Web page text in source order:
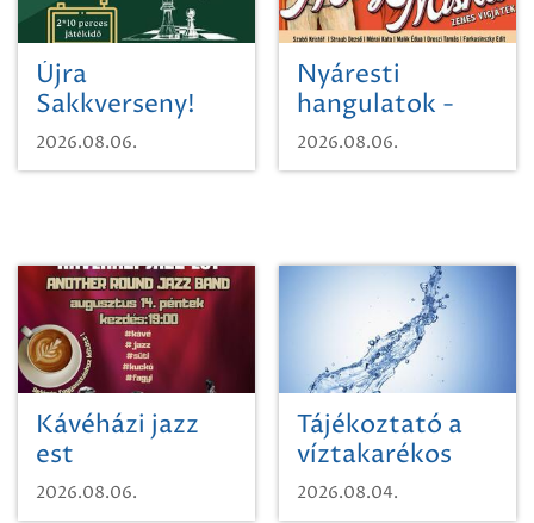
Újra
Sakkverseny!
2026.08.06.
Nyáresti
hangulatok -
Mágnás Miska
2026.08.06.
Kávéházi jazz
est
2026.08.06.
Tájékoztató a
víztakarékos
vízhasználatról
2026.08.04.